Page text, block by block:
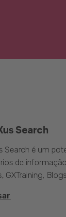
Search
Search é um
de
GXTraining,